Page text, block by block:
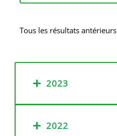
Tous les résultats antérieurs
2023
2022